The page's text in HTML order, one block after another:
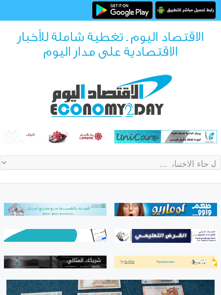
الاقتصاد اليوم ـ تغطية شاملة للأخبار
الاقتصادية على مدار اليوم